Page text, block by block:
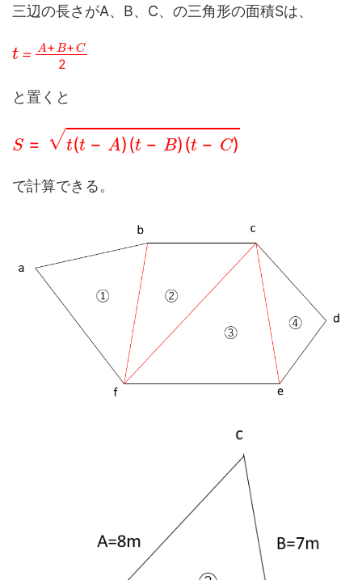
三辺の長さがA、B、C、の三角形の面積Sは、
tA B +C 2
と置くと
S= t −A)(t−B)(t−C)
で計算できる。